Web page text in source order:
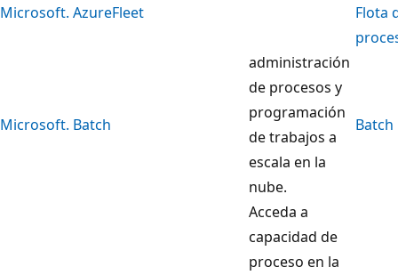
Microsoft. AzureFleet
Flota
Microsoft. Batch
administración
de procesos y
programación
de trabajos a
escala en la
nube.
Batch
Acceda a
capacidad de
proceso en la